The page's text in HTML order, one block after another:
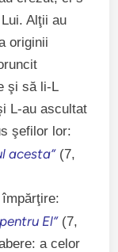
Alţii au
originii
şi să li-L
L-au ascultat
şefilor lor:
acesta”(7,
El”(7,
a celor